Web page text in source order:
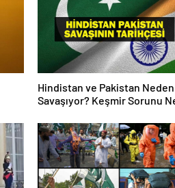
Hindistan ve Pakistan Neden
Savaşıyor? Keşmir Sorunu
Hindistan Pakistan Savaşının
Tarihçesi!